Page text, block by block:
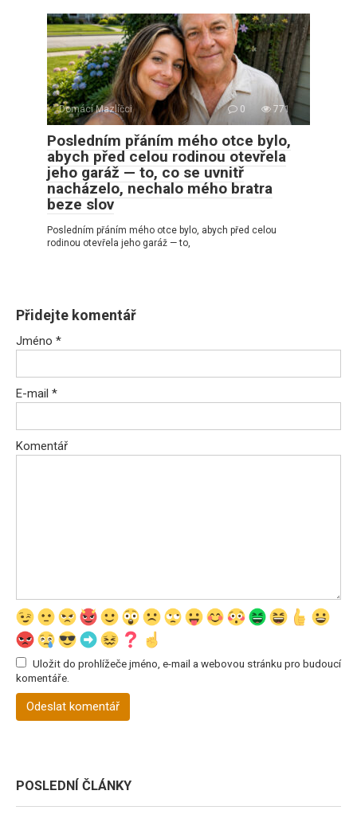
Domácí Mazlíčci 0 771
Posledním přáním mého otce bylo,
abych před celou rodinou otevřela
jeho garáž — to, co se uvnitř
nacházelo, nechalo mého bratra
beze slov
Posledním přáním mého otce bylo, abych před celou
rodinou otevřela jeho garáž — to,
Přidejte komentář
Jméno *
E-mail *
Komentář
Uložit do prohlížeče jméno, e-mail a webovou stránku pro budoucí
komentáře.
POSLEDNÍ ČLÁNKY